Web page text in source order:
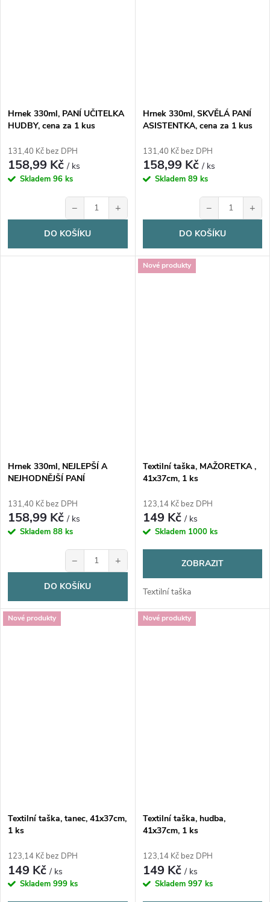
Hrnek 330ml, PANÍ UČITELKA
HUDBY, cena za 1 kus
131,40 Kč bez DPH
158,99 Kč/ ks
Skladem 96 ks
− +
DO KOŠÍKU
Hrnek 330ml, SKVĚLÁ PANÍ
ASISTENTKA, cena za 1 kus
131,40 Kč bez DPH
158,99 Kč/ ks
Skladem 89 ks
− +
DO KOŠÍKU
Hrnek 330ml, NEJLEPŠÍ A
NEJHODNĚJŠÍ PANÍ
131,40 Kč bez DPH
158,99 Kč/ ks
Skladem 88 ks
− +
DO KOŠÍKU
Nové produkty
Textilní taška, MAŽORETKA ,
41x37cm, 1 ks
123,14 Kč bez DPH
149 Kč/ ks
Skladem 1000 ks
ZOBRAZIT
Textilní taška
Nové produkty
Textilní taška, tanec, 41x37cm,
1 ks
123,14 Kč bez DPH
149 Kč/ ks
Skladem 999 ks
Nové produkty
Textilní taška, hudba,
41x37cm, 1 ks
123,14 Kč bez DPH
149 Kč/ ks
Skladem 997 ks